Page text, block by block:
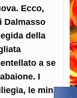
Ecco,
Dalmasso
della
a se
I
le mini